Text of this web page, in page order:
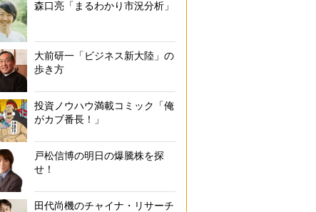
森口亮「まるわかり市況分析」
大前研一「ビジネス新大陸」の
歩き方
投資ノウハウ満載コミック「俺
がカブ番長！」
戸松信博の明日の爆騰株を探
せ！
田代尚機のチャイナ・リサーチ